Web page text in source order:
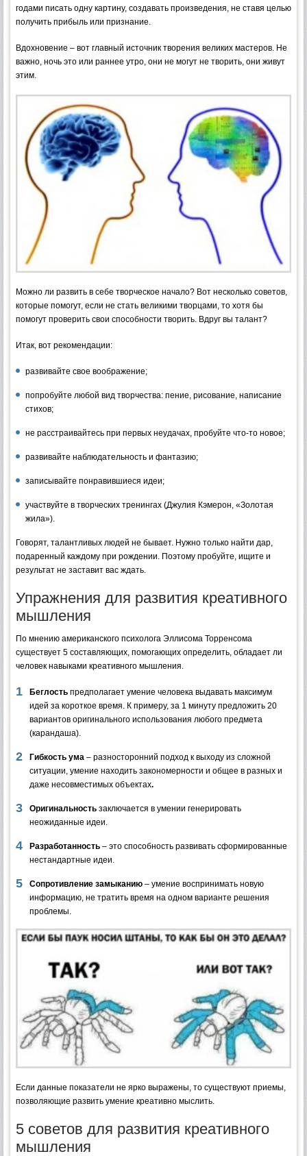
годами писать одну картину, создавать произведения, не ставя целью
получить прибыль или признание.
Вдохновение – вот главный источник творения великих мастеров. Не
важно, ночь это или раннее утро, они не могут не творить, они живут
этим.
Можно ли развить в себе творческое начало? Вот несколько советов,
которые помогут, если не стать великими творцами, то хотя бы
помогут проверить свои способности творить. Вдруг вы талант?
Итак, вот рекомендации:
развивайте свое воображение;
попробуйте любой вид творчества: пение, рисование, написание
стихов;
не расстраивайтесь при первых неудачах, пробуйте что-то новое;
развивайте наблюдательность и фантазию;
записывайте понравившиеся идеи;
участвуйте в творческих тренингах (Джулия Кэмерон, «Золотая
жила»).
Говорят, талантливых людей не бывает. Нужно только найти дар,
подаренный каждому при рождении. Поэтому пробуйте, ищите и
результат не заставит вас ждать.
Упражнения для развития креативного
мышления
По мнению американского психолога Эллисома Торренсома
существует 5 составляющих, помогающих определить, обладает ли
человек навыками креативного мышления.
Беглость предполагает умение человека выдавать максимум
идей за короткое время. К примеру, за 1 минуту предложить 20
вариантов оригинального использования любого предмета
(карандаша).
Гибкость ума – разносторонний подход к выходу из сложной
ситуации, умение находить закономерности и общее в разных и
даже несовместимых объектах.
Оригинальность заключается в умении генерировать
неожиданные идеи.
Разработанность – это способность развивать сформированные
нестандартные идеи.
Сопротивление замыканию – умение воспринимать новую
информацию, не тратить время на одном варианте решения
проблемы.
Если данные показатели не ярко выражены, то существуют приемы,
позволяющие развить умение креативно мыслить.
5 советов для развития креативного
мышления